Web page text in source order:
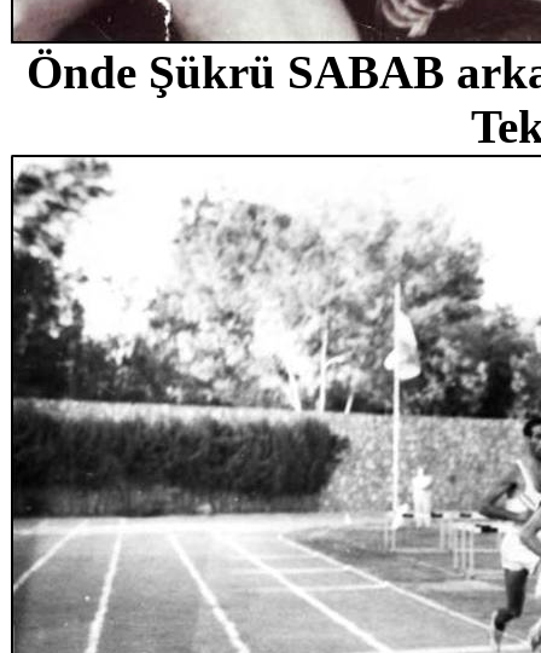
Önde Şükrü SABAB